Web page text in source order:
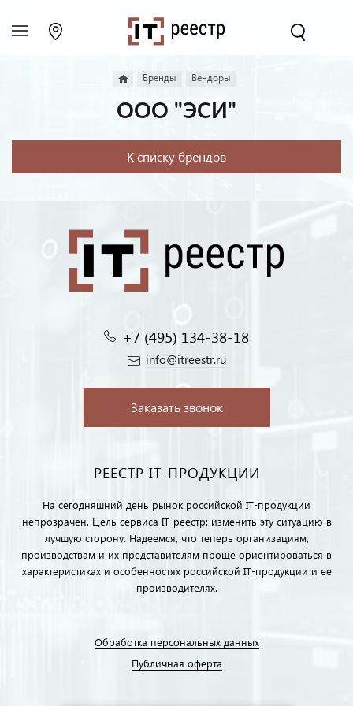
Бренды Вендоры
ООО "ЭСИ"
К списку брендов
+7 (495) 134-38-18‬
info@itreestr.ru
Заказать звонок
РЕЕСТР IT-ПРОДУКЦИИ
На сегодняшний день рынок российской IT-продукции
непрозрачен. Цель сервиса IT-реестр: изменить эту ситуацию в
лучшую сторону. Надеемся, что теперь организациям,
производствам и их представителям проще ориентироваться в
характеристиках и особенностях российской IT-продукции и ее
производителях.
Обработка персональных данных
Публичная оферта